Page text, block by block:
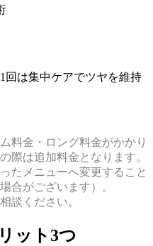
回は集中ケアでツヤを維持
料金・ロング料金がかかり
際は追加料金となります。
たメニューへ変更すること
合がございます）。
談ください。
ット3つ